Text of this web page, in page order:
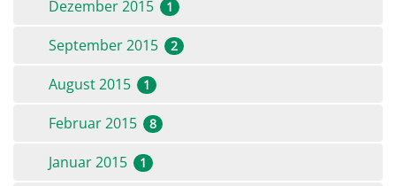
Dezember 2015
1
September 2015 2
August 2015 1
Februar 2015 8
Januar 2015 1